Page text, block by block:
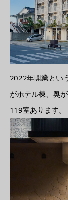
2022年開業とい
がホテル棟、奥
119室あります。